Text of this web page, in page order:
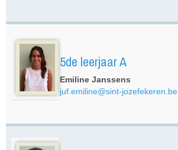
5de leerjaar A
Emiline Janssens
juf.emiline@sint-jozefekeren.be